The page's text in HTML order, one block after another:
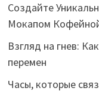
Создайте
Мокапом
Взгляд на гнев:
перемен
Часы, которые